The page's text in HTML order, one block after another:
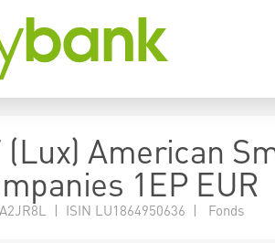
(Lux) American
1EP EUR
| ISIN LU1864950636 | Fonds